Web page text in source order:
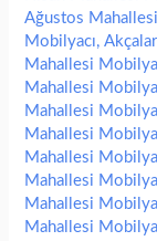
Ağustos
Mobilyacı,
Mahallesi
Mahallesi
Mahallesi
Mahallesi
Mahallesi
Mahallesi
Mahallesi
Mahallesi